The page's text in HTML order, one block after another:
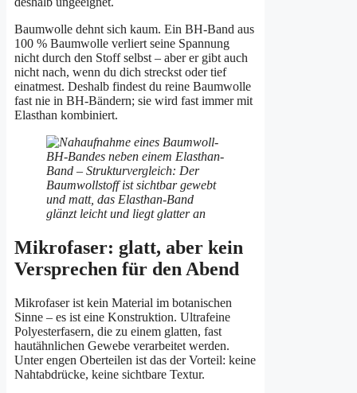
Baumwolle dehnt sich kaum. Ein BH-Band aus
100 % Baumwolle verliert seine Spannung
nicht durch den Stoff selbst – aber er gibt auch
nicht nach, wenn du dich streckst oder tief
einatmest. Deshalb findest du reine Baumwolle
fast nie in BH-Bändern; sie wird fast immer mit
Elasthan kombiniert.
Mikrofaser: glatt, aber kein
Versprechen für den Abend
Mikrofaser ist kein Material im botanischen
Sinne – es ist eine Konstruktion. Ultrafeine
Polyesterfasern, die zu einem glatten, fast
hautähnlichen Gewebe verarbeitet werden.
Unter engen Oberteilen ist das der Vorteil: keine
Nahtabdrücke, keine sichtbare Textur.